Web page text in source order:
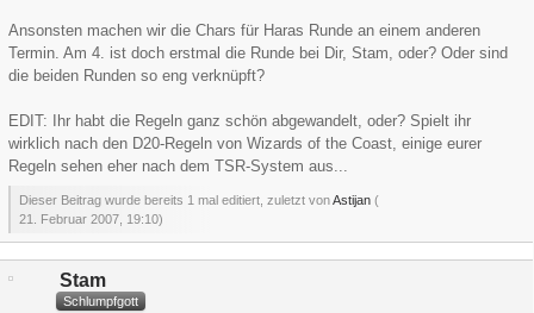
Ansonsten machen wir die Chars für Haras Runde an einem anderen
Termin. Am 4. ist doch erstmal die Runde bei Dir, Stam, oder? Oder sind
die beiden Runden so eng verknüpft?
EDIT: Ihr habt die Regeln ganz schön abgewandelt, oder? Spielt ihr
wirklich nach den D20-Regeln von Wizards of the Coast, einige eurer
Regeln sehen eher nach dem TSR-System aus...
Dieser Beitrag wurde bereits 1 mal editiert, zuletzt vonAstijan (
21. Februar 2007, 19:10)
Stam
Schlumpfgott